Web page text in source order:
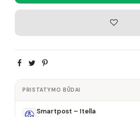
PRISTATYMO BŪDAI
Smartpost – Itella